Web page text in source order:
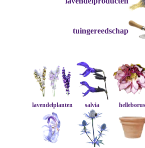
tuingereedschap
lavendelplanten salvia helleborus